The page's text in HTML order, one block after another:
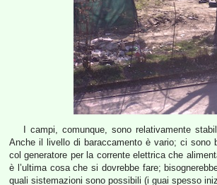
I campi, comunque, sono relativamente
Anche il livello di baraccamento è vario; ci sono
col generatore per la corrente elettrica che
è l’ultima cosa che si dovrebbe fare;
quali sistemazioni sono possibili (i guai spesso